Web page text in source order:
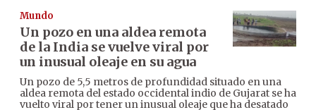
Mundo
Un pozo en una aldea remota
de la India se vuelve viral por
un inusual oleaje en su agua
Un pozo de 5,5 metros de profundidad situado en una
aldea remota del estado occidental indio de Gujarat se ha
vuelto viral por tener un inusual oleaje que ha desatado